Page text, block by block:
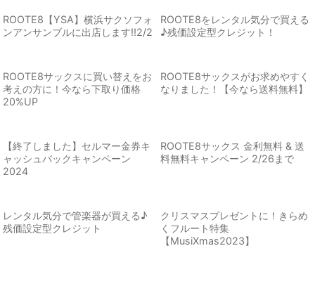
ROOTE8【YSA】横浜サクソフォ
ンアンサンブルに出店します!!2/2
ROOTE8をレンタル気分で買える
♪残価設定型クレジット！
ROOTE8サックスに買い替えをお
考えの方に！今なら下取り価格
20%UP
ROOTE8サックスがお求めやすく
なりました！【今なら送料無料】
【終了しました】セルマー金券キ
ャッシュバックキャンペーン
2024
ROOTE8サックス 金利無料 & 送
料無料キャンペーン 2/26まで
レンタル気分で管楽器が買える♪
残価設定型クレジット
クリスマスプレゼントに！きらめ
くフルート特集
【MusiXmas2023】